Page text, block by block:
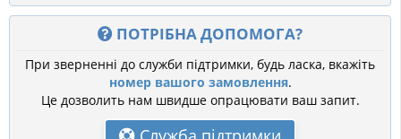
ПОТРІБНА ДОПОМОГА?
При зверненні до служби підтримки, будь ласка, вкажіть
номер вашого замовлення.
Це дозволить нам швидше опрацювати ваш запит.